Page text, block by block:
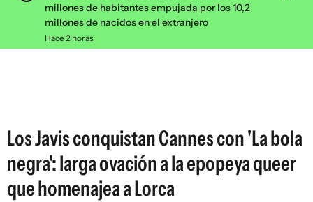
ESPAÑA
ESTADOS UNIDOS
millones de habitantes empujada por los 10,2
millones de nacidos en el extranjero
Hace 2 horas
Los Javis conquistan Cannes con 'La bola
negra': larga ovación a la epopeya queer
que homenajea a Lorca